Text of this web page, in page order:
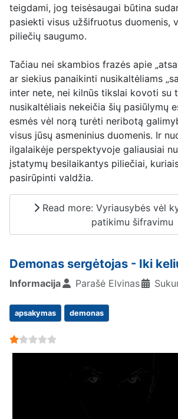
teigdami, jog teisėsaugai būtina
pasiekti visus užšifruotus duomenis,
piliečių saugumo.
Tačiau nei skambios frazės apie
ar siekius panaikinti nusikaltėliams
inter nete, nei kilnūs tikslai kovoti su
nusikaltėliais nekeičia šių pasiūlymų
esmės vėl norą turėti neribotą
visus jūsų asmeninius duomenis. Ir
ilgalaikėje perspektyvoje galiausiai
įstatymų besilaikantys piliečiai,
pasirūpinti valdžia.
Read more: Vyriausybės vėl
patikimu šifravimu
Demonas sergėtojas - Iki
Informacija Parašė Elvinas
apsakymas demonas
User Rating: